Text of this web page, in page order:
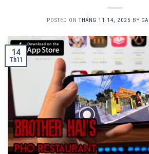
POSTED ONTHÁNG 11 14, 2025 BY
14
Th11